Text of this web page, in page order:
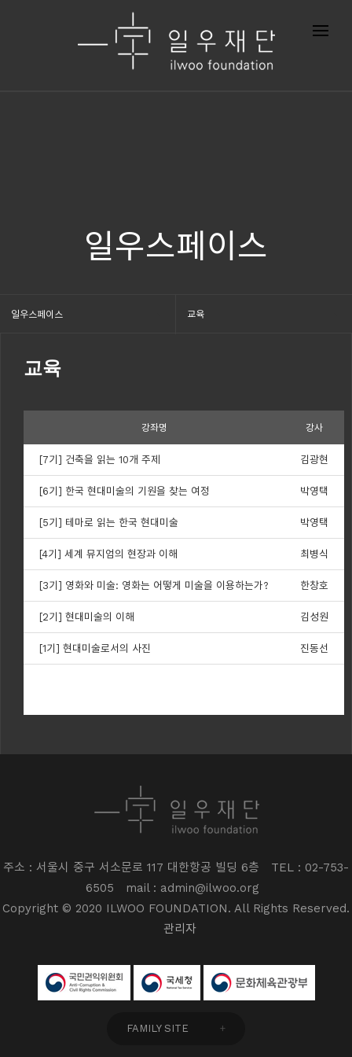
일우스페이스
일우스페이스 교육
교육
강좌명 강사
[7기] 건축을 읽는 10개 주제 김광현
[6기] 한국 현대미술의 기원을 찾는 여정 박영택
[5기] 테마로 읽는 한국 현대미술 박영택
[4기] 세계 뮤지엄의 현장과 이해 최병식
[3기] 영화와 미술: 영화는 어떻게 미술을 이용하는가? 한창호
[2기] 현대미술의 이해 김성원
[1기] 현대미술로서의 사진 진동선
주소 : 서울시 중구 서소문로 117 대한항공 빌딩 6층
TEL : 02-753-
6505
mail : admin@ilwoo.org
Copyright © 2020 ILWOO FOUNDATION. All Rights Reserved.
관리자
FAMILY SITE +